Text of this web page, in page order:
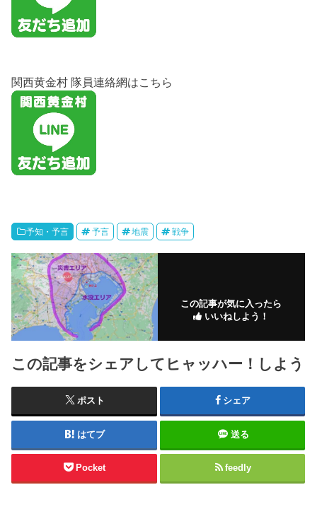
関西黄金村 隊員連絡網はこちら
予知・予言 予言 地震 戦争
この記事が気に入ったら
いいねしよう！
この記事をシェアしてヒャッハー！しよう
ポスト シェア
はてブ 送る
Pocket feedly